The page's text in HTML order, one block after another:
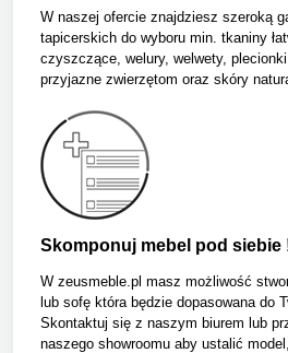
W naszej ofercie znajdziesz szeroką
tapicerskich do wyboru min. tkaniny
czyszczące, welury, welwety,
przyjazne zwierzętom oraz skóry
Skomponuj mebel pod siebie
W zeusmeble.pl masz możliwość
lub sofę która będzie dopasowana do
Skontaktuj się z naszym biurem lub
naszego showroomu aby ustalić